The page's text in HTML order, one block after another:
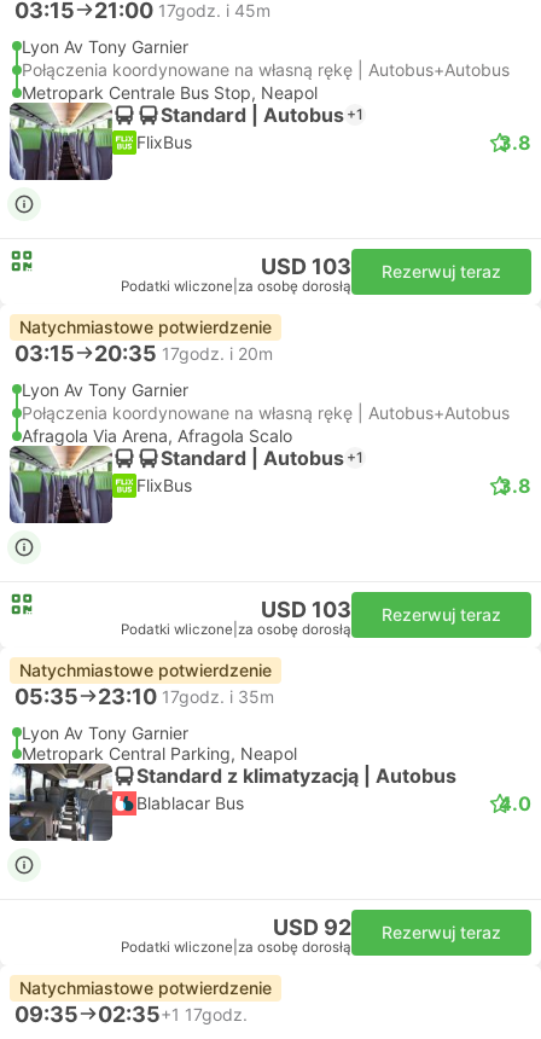
03:15 21:00 17godz. i 45m
Lyon Av Tony Garnier
Połączenia koordynowane na własną rękę | Autobus+Autobus
Metropark Centrale Bus Stop, Neapol
Standard | Autobus +1
FlixBus 3.8
USD 103
Podatki wliczone za osobę dorosłą
Rezerwuj teraz
Natychmiastowe potwierdzenie
03:15 20:35 17godz. i 20m
Lyon Av Tony Garnier
Połączenia koordynowane na własną rękę | Autobus+Autobus
Afragola Via Arena, Afragola Scalo
Standard | Autobus +1
FlixBus 3.8
USD 103
Podatki wliczone za osobę dorosłą
Rezerwuj teraz
Natychmiastowe potwierdzenie
05:35 23:10 17godz. i 35m
Lyon Av Tony Garnier
Metropark Central Parking, Neapol
Standard z klimatyzacją | Autobus
Blablacar Bus 4.0
USD 92
Podatki wliczone za osobę dorosłą
Rezerwuj teraz
Natychmiastowe potwierdzenie
09:35 02:35+1 17godz.